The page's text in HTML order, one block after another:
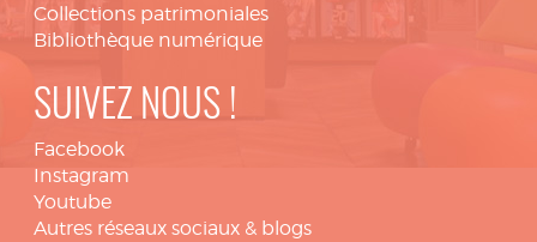
Collections patrimoniales
Bibliothèque numérique
SUIVEZ NOUS !
Facebook
Instagram
Youtube
Autres réseaux sociaux & blogs